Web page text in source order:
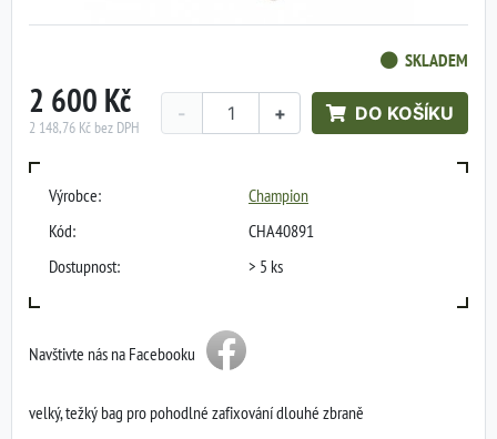
SKLADEM
2 600 Kč
2 148,76 Kč bez DPH
+
- DO KOŠÍKU
Výrobce:
Champion
Kód:
CHA40891
Dostupnost:
> 5 ks
Navštivte nás na Facebooku
velký, težký bag pro pohodlné zafixování dlouhé zbraně